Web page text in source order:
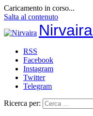
Caricamento in corso...
Salta al contenuto
Nirvaira
RSS
Facebook
Instagram
Twitter
Telegram
Ricerca per: